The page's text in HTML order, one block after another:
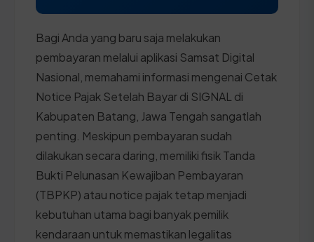
Bagi Anda yang baru saja melakukan
pembayaran melalui aplikasi Samsat Digital
Nasional, memahami informasi mengenai Cetak
Notice Pajak Setelah Bayar di SIGNAL di
Kabupaten Batang, Jawa Tengah sangatlah
penting. Meskipun pembayaran sudah
dilakukan secara daring, memiliki fisik Tanda
Bukti Pelunasan Kewajiban Pembayaran
(TBPKP) atau notice pajak tetap menjadi
kebutuhan utama bagi banyak pemilik
kendaraan untuk memastikan legalitas